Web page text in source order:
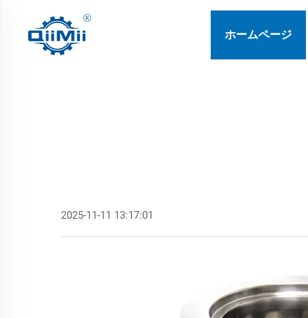
ホームページ
2025-11-11 13:17:01